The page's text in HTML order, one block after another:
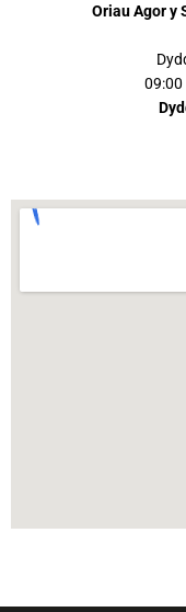
Oriau Agor y
09:00